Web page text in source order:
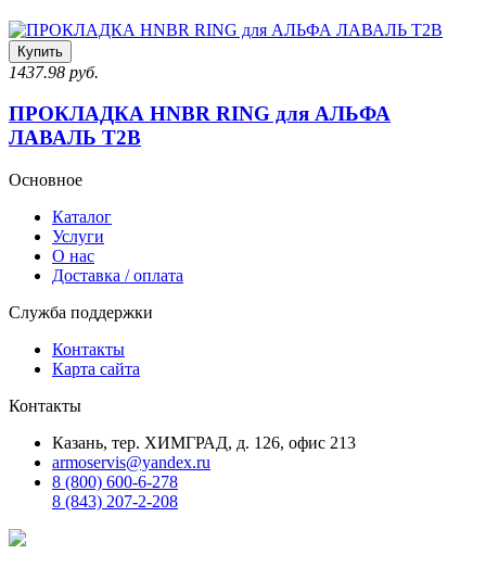
Купить
1437.98 руб.
ПРОКЛАДКА HNBR RING для АЛЬФА
ЛАВАЛЬ T2B
Основное
Каталог
Услуги
О нас
Доставка / оплата
Служба поддержки
Контакты
Карта сайта
Контакты
Казань, тер. ХИМГРАД, д. 126, офис 213
armoservis@yandex.ru
8 (800) 600-6-278
8 (843) 207-2-208